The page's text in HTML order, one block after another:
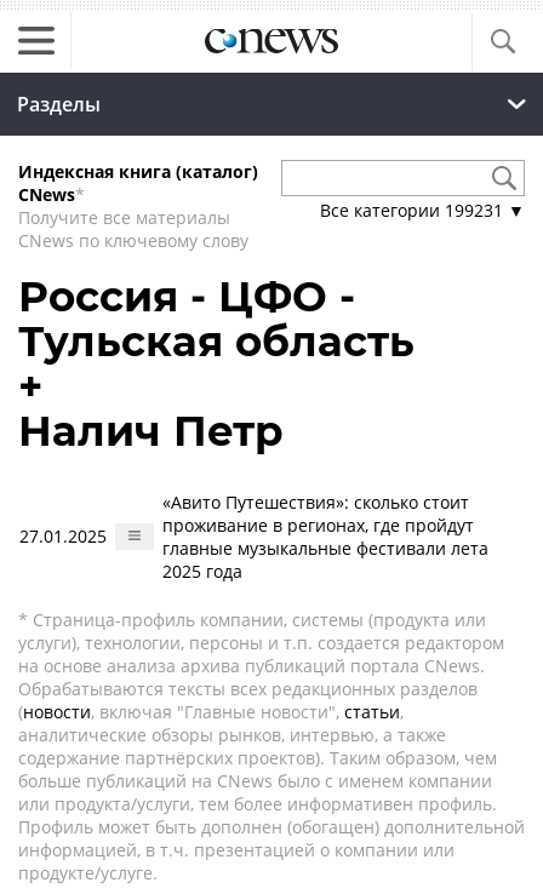
Разделы
Индексная книга (каталог)
CNews*
Получите все материалы
CNews по ключевому слову
Все категории 199231 ▼
Россия - ЦФО -
Тульская область
+
Налич Петр
27.01.2025
«Авито Путешествия»: сколько стоит
проживание в регионах, где пройдут
главные музыкальные фестивали лета
2025 года
* Страница-профиль компании, системы (продукта или
услуги), технологии, персоны и т.п. создается редактором
на основе анализа архива публикаций портала CNews.
Обрабатываются тексты всех редакционных разделов
(новости, включая "Главные новости", статьи,
аналитические обзоры рынков, интервью, а также
содержание партнёрских проектов). Таким образом, чем
больше публикаций на CNews было с именем компании
или продукта/услуги, тем более информативен профиль.
Профиль может быть дополнен (обогащен) дополнительной
информацией, в т.ч. презентацией о компании или
продукте/услуге.